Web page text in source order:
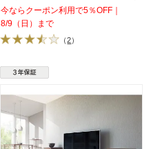
今ならクーポン利用で5％OFF｜
8/9（日）まで
（2）